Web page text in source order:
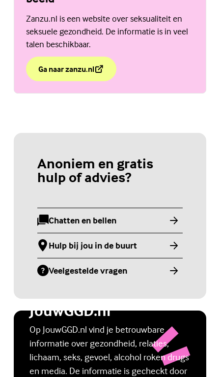
Zanzu.nl is een website over seksualiteit en
seksuele gezondheid. De informatie is in veel
talen beschikbaar.
Ga naar zanzu.nl
over Zanzu, mijn lichaam in woord en beeld
(Externe link)
Anoniem en gratis
hulp of advies?
Chatten en bellen
(Externe link)
Hulp bij jou in de buurt
(Externe link)
Veelgestelde vragen
(Externe link)
Jongerenwebsite
JouwGGD.nl
Op JouwGGD.nl vind je betrouwbare
informatie over gezondheid, relaties,
lichaam, seks, gevoel, alcohol roken drugs
en media. De informatie is gecheckt door